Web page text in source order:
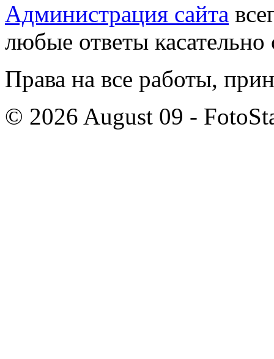
Администрация сайта
любые ответы касательно
Права на все работы,
© 2026 August 09 -